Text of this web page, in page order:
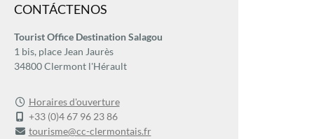
CONTÁCTENOS
Tourist Office Destination Salagou
1 bis, place Jean Jaurès
34800 Clermont l'Hérault
Horaires d'ouverture
+33 (0)4 67 96 23 86
tourisme@cc-clermontais.fr